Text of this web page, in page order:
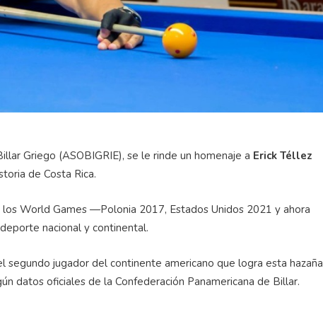
Griego (ASOBIGRIE), se le rinde un homenaje a Erick Téllez
de Costa Rica.
World Games —Polonia 2017, Estados Unidos 2021 y ahora
nacional y continental.
segundo jugador del continente americano que logra esta hazaña
datos oficiales de la Confederación Panamericana de Billar.